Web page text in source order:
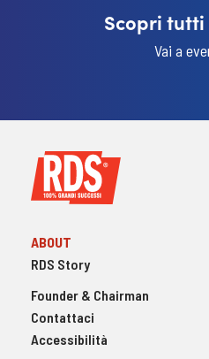
Scopri
Vai a
ABOUT
RDS Story
Founder & Chairman
Contattaci
Accessibilità